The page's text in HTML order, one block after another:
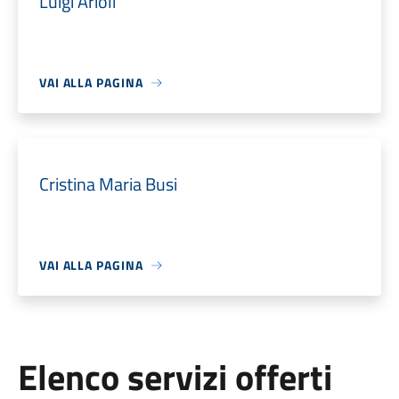
VAI ALLA PAGINA
Cristina Maria Busi
VAI ALLA PAGINA
Elenco servizi offerti